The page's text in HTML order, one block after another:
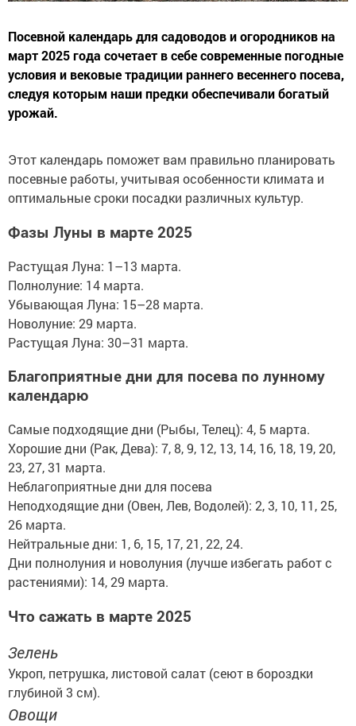
Посевной календарь для садоводов и огородников на
март 2025 года сочетает в себе современные погодные
условия и вековые традиции раннего весеннего посева,
следуя которым наши предки обеспечивали богатый
урожай.
Этот календарь поможет вам правильно планировать
посевные работы, учитывая особенности климата и
оптимальные сроки посадки различных культур.
Фазы Луны в марте 2025
Растущая Луна: 1–13 марта.
Полнолуние: 14 марта.
Убывающая Луна: 15–28 марта.
Новолуние: 29 марта.
Растущая Луна: 30–31 марта.
Благоприятные дни для посева по лунному
календарю
Самые подходящие дни (Рыбы, Телец): 4, 5 марта.
Хорошие дни (Рак, Дева): 7, 8, 9, 12, 13, 14, 16, 18, 19, 20,
23, 27, 31 марта.
Неблагоприятные дни для посева
Неподходящие дни (Овен, Лев, Водолей): 2, 3, 10, 11, 25,
26 марта.
Нейтральные дни: 1, 6, 15, 17, 21, 22, 24.
Дни полнолуния и новолуния (лучше избегать работ с
растениями): 14, 29 марта.
Что сажать в марте 2025
Зелень
Укроп, петрушка, листовой салат (сеют в бороздки
глубиной 3 см).
Овощи